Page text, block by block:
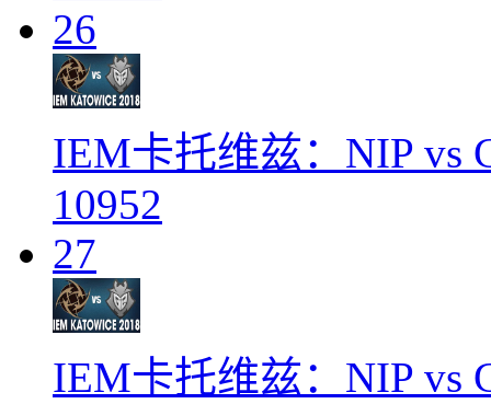
26
IEM卡托维兹：NIP vs
10952
27
IEM卡托维兹：NIP vs